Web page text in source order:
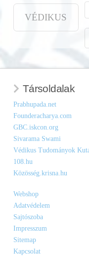
VÉDIKUS
Társoldalak
Prabhupada.net
Founderacharya.com
GBC.iskcon.org
Sivarama Swami
Védikus Tudományok
108.hu
Közösség.krisna.hu
Webshop
Adatvédelem
Sajtószoba
Impresszum
Sitemap
Kapcsolat